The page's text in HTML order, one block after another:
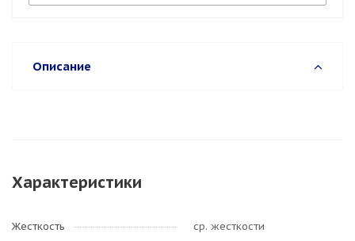
Описание
Характеристики
Жесткость
ср. жесткости